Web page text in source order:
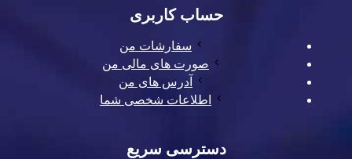
حساب کاربری
سفارشات من
صورت های مالی من
آدرس های من
اطلاعات شخصی شما
دسترسی سریع